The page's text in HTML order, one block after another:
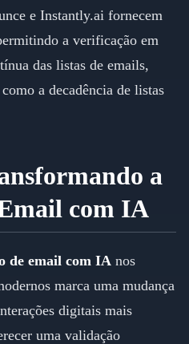
e Instantly.ai fornecem
a verificação em
das listas de emails,
a decadência de listas
a
com IA
de email com IA nos
marca uma mudança
digitais mais
uma validação